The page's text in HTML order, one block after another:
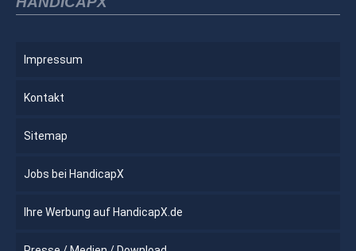
Impressum
Kontakt
Sitemap
Jobs bei HandicapX
Ihre Werbung auf HandicapX.de